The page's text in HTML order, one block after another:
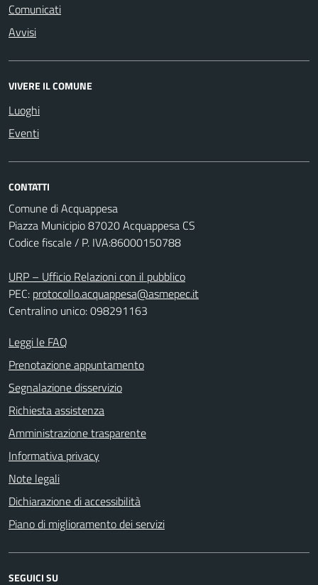
Comunicati
Avvisi
VIVERE IL COMUNE
Luoghi
Eventi
CONTATTI
Comune di Acquappesa
Piazza Municipio 87020 Acquappesa CS
Codice fiscale / P. IVA:86000150788
URP – Ufficio Relazioni con il pubblico
PEC: protocollo.acquappesa@asmepec.it
Centralino unico: 098291163
Leggi le FAQ
Prenotazione appuntamento
Segnalazione disservizio
Richiesta assistenza
Amministrazione trasparente
Informativa privacy
Note legali
Dichiarazione di accessibilità
Piano di miglioramento dei servizi
SEGUICI SU